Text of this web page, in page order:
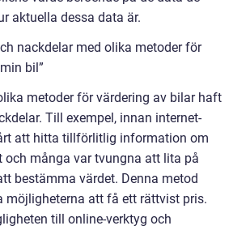
aktuella dessa data är.
nackdelar med olika metoder för
bil”
metoder för värdering av bilar haft
Till exempel, innan internet-
att hitta tillförlitlig information om
och många var tvungna att lita på
bestämma värdet. Denna metod
möjligheterna att få ett rättvist pris.
till online-verktyg och